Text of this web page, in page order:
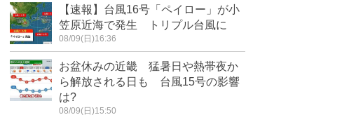
【速報】台風16号「ペイロー」が小
笠原近海で発生 トリプル台風に
08/09(日)16:36
お盆休みの近畿 猛暑日や熱帯夜か
ら解放される日も 台風15号の影響
は?
08/09(日)15:50